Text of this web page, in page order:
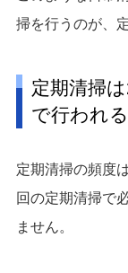
掃を行うのが、
定期清掃
で行われ
定期清掃の頻度
回の定期清掃で
ません。